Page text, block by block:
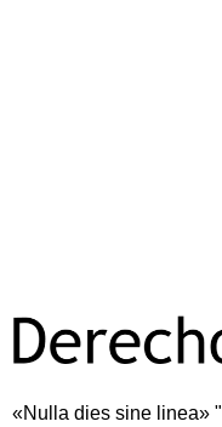
«Nulla dies sine linea»